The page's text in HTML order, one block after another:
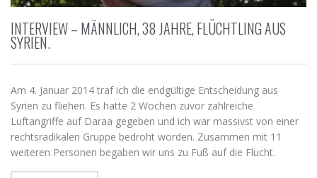
INTERVIEW – MÄNNLICH, 38 JAHRE, FLÜCHTLING AUS
SYRIEN.
Am 4. Januar 2014 traf ich die endgültige Entscheidung aus
Syrien zu fliehen. Es hatte 2 Wochen zuvor zahlreiche
Luftangriffe auf Daraa gegeben und ich war massivst von einer
rechtsradikalen Gruppe bedroht worden. Zusammen mit 11
weiteren Personen begaben wir uns zu Fuß auf die Flucht.